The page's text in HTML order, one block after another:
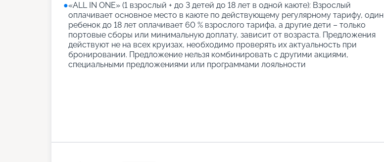
●«АLL IN ONE» (1 взрослый + до 3 детей до 18 лет в одной каюте): Взрослый
оплачивает основное место в каюте по действующему регулярному тарифу, один
ребенок до 18 лет оплачивает 60 % взрослого тарифа, а другие дети – только
портовые сборы или минимальную доплату, зависит от возраста. Предложения
действуют не на всех круизах, необходимо проверять их актуальность при
бронировании. Предложение нельзя комбинировать с другими акциями,
специальными предложениями или программами лояльности